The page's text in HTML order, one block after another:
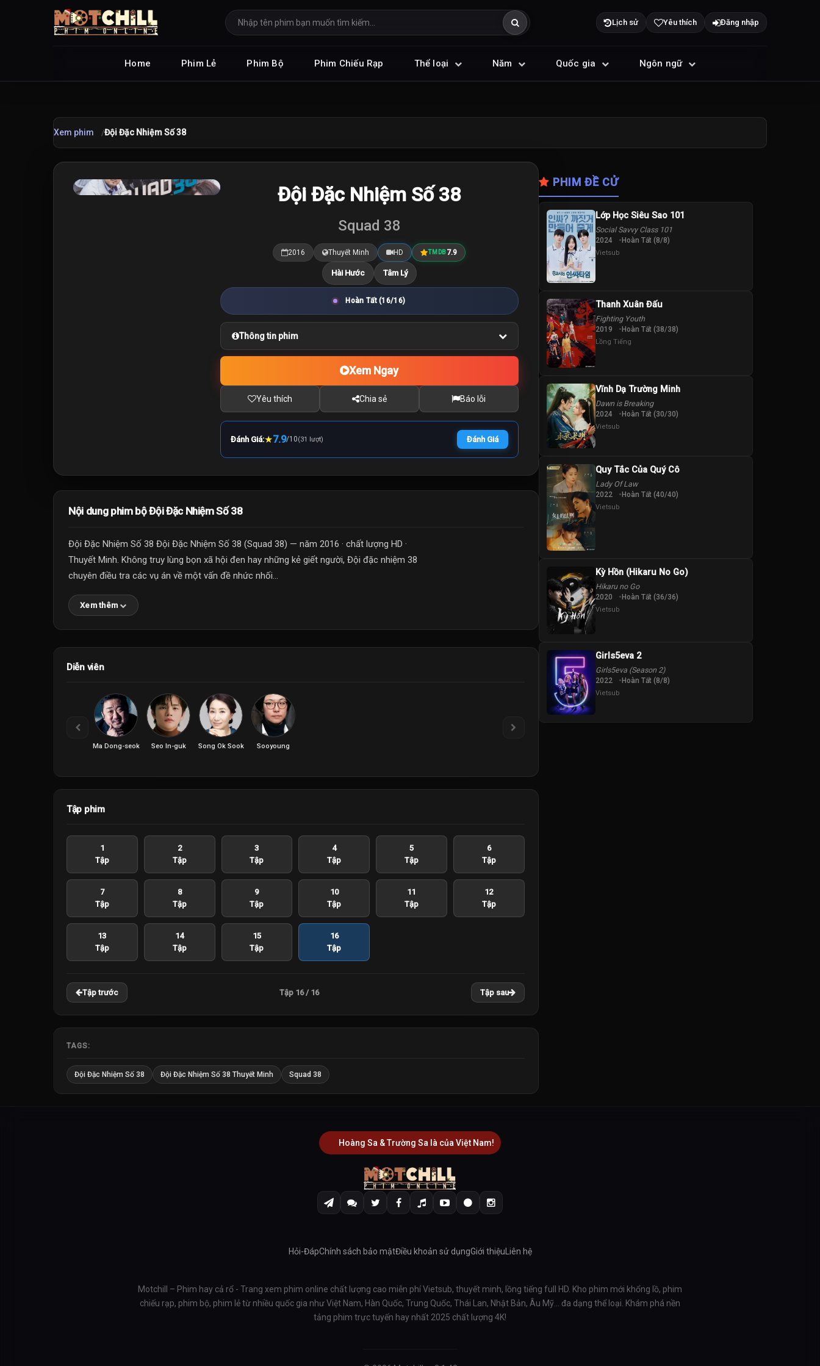
Lịch sử Yêu thích Đăng nhập
Home Phim Lẻ Phim Bộ Phim Chiếu Rạp Thể loại Năm Quốc gia Ngôn ngữ
Xem phim Đội Đặc Nhiệm Số 38
★ Đội Đặc Nhiệm Số 38
Squad 38
2016 Thuyết Minh HD TMDB7.9
Hài Hước Tâm Lý
Hoàn Tất (16/16)
Thông tin phim
Xem Ngay
Yêu thích Chia sẻ Báo lỗi
Đánh Giá:★7.9/10(31 lượt) Đánh Giá
Nội dung phim bộ Đội Đặc Nhiệm Số 38
Đội Đặc Nhiệm Số 38 Đội Đặc Nhiệm Số 38 (Squad 38) — năm 2016 · chất lượng HD ·
Thuyết Minh. Không truy lùng bọn xã hội đen hay những kẻ giết người, Đội đặc nhiệm 38
chuyên điều tra các vụ án về một vấn đề nhức nhối...
Xem thêm
Diễn viên
Ma Dong-seok Seo In-guk Song Ok Sook Sooyoung
Tập phim
1
Tập
2
Tập
3
Tập
4
Tập
5
Tập
6
Tập
7
Tập
8
Tập
9
Tập
10
Tập
11
Tập
12
Tập
13
Tập
14
Tập
15
Tập
16
Tập
Tập trước Tập 16 / 16 Tập sau
TAGS:
Đội Đặc Nhiệm Số 38 Đội Đặc Nhiệm Số 38 Thuyết Minh Squad 38
PHIM ĐỀ CỬ
Lớp Học Siêu Sao 101
Social Savvy Class 101
2024 Hoàn Tất (8/8)
Vietsub
Thanh Xuân Đấu
Fighting Youth
2019 Hoàn Tất (38/38)
Lồng Tiếng
Vĩnh Dạ Trường Minh
Dawn is Breaking
2024 Hoàn Tất (30/30)
Vietsub
Quy Tắc Của Quý Cô
Lady Of Law
2022 Hoàn Tất (40/40)
Vietsub
Kỳ Hồn (Hikaru No Go)
Hikaru no Go
2020 Hoàn Tất (36/36)
Vietsub
Girls5eva 2
Girls5eva (Season 2)
2022 Hoàn Tất (8/8)
Vietsub
Hoàng Sa & Trường Sa là của Việt Nam!
Hỏi-ĐápChính sách bảo mậtĐiều khoản sử dụngGiới thiệuLiên hệ
Motchill – Phim hay cả rổ - Trang xem phim online chất lượng cao miễn phí Vietsub, thuyết minh, lồng tiếng full HD. Kho phim mới khổng lồ, phim
chiếu rạp, phim bộ, phim lẻ từ nhiều quốc gia như Việt Nam, Hàn Quốc, Trung Quốc, Thái Lan, Nhật Bản, Âu Mỹ… đa dạng thể loại. Khám phá nền
tảng phim trực tuyến hay nhất 2025 chất lượng 4K!